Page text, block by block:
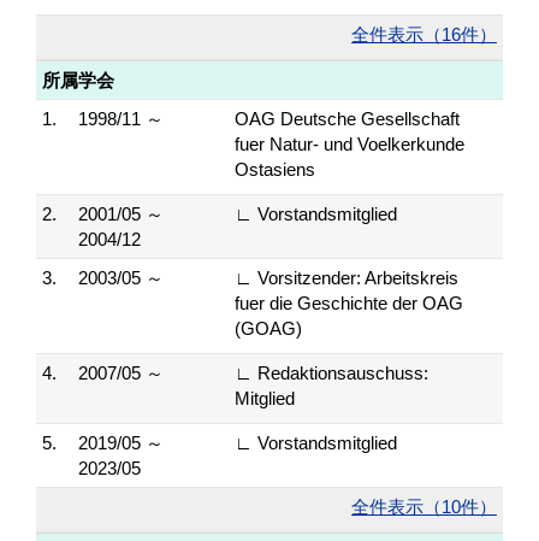
全件表示（16件）
所属学会
1.
1998/11 ～
OAG Deutsche Gesellschaft
fuer Natur- und Voelkerkunde
Ostasiens
2.
2001/05 ～
2004/12
∟ Vorstandsmitglied
3. 2003/05 ～
∟ Vorsitzender: Arbeitskreis
fuer die Geschichte der OAG
(GOAG)
4. 2007/05 ～
∟ Redaktionsauschuss:
Mitglied
5.
2019/05 ～
2023/05
∟ Vorstandsmitglied
全件表示（10件）